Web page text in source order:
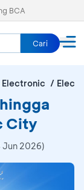
BCA
Cari
Electronic
City
Jun 2026)